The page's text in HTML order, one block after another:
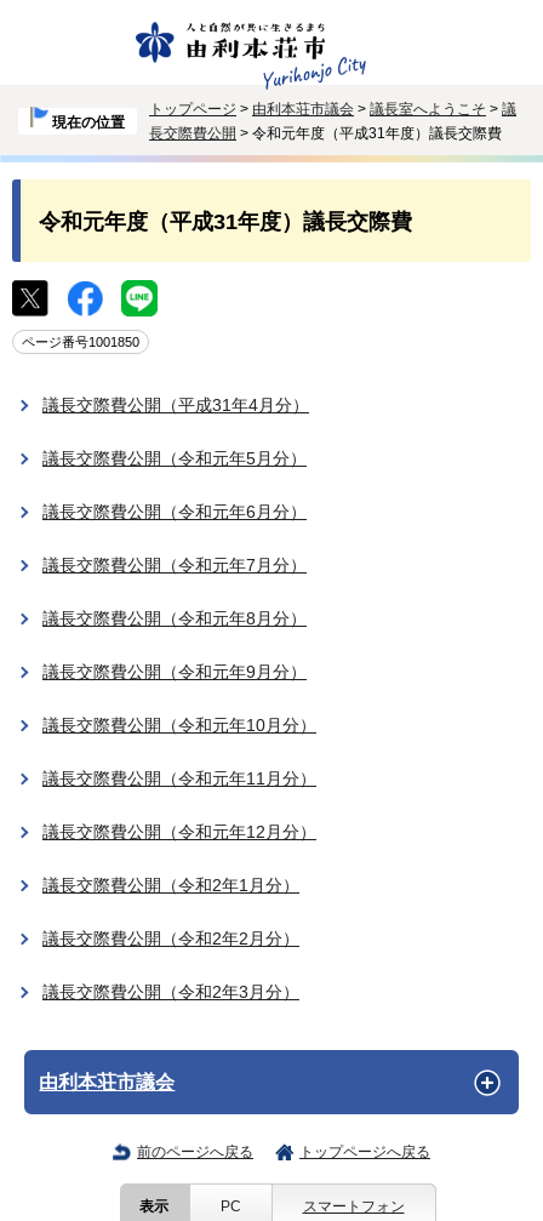
現在の位置
トップページ > 由利本荘市議会 > 議長室へようこそ > 議
長交際費公開 > 令和元年度（平成31年度）議長交際費
令和元年度（平成31年度）議長交際費
ページ番号1001850
議長交際費公開（平成31年4月分）
議長交際費公開（令和元年5月分）
議長交際費公開（令和元年6月分）
議長交際費公開（令和元年7月分）
議長交際費公開（令和元年8月分）
議長交際費公開（令和元年9月分）
議長交際費公開（令和元年10月分）
議長交際費公開（令和元年11月分）
議長交際費公開（令和元年12月分）
議長交際費公開（令和2年1月分）
議長交際費公開（令和2年2月分）
議長交際費公開（令和2年3月分）
由利本荘市議会
前のページへ戻る トップページへ戻る
表示 PC スマートフォン